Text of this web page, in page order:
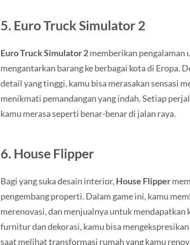
5. Euro Truck Simulator 2
Euro Truck Simulator 2memberikan pengalaman
mengantarkan barang ke berbagai kota di Eropa.
detail yang tinggi, kamu bisa merasakan sensasi
menikmati pemandangan yang indah. Setiap
kamu merasa seperti benar-benar di jalan raya.
6. House Flipper
Bagi yang suka desain interior, House Flipper
pengembang properti. Dalam game ini, kamu
merenovasi, dan menjualnya untuk mendapatkan
furnitur dan dekorasi, kamu bisa
saat melihat transformasi rumah yang kamu